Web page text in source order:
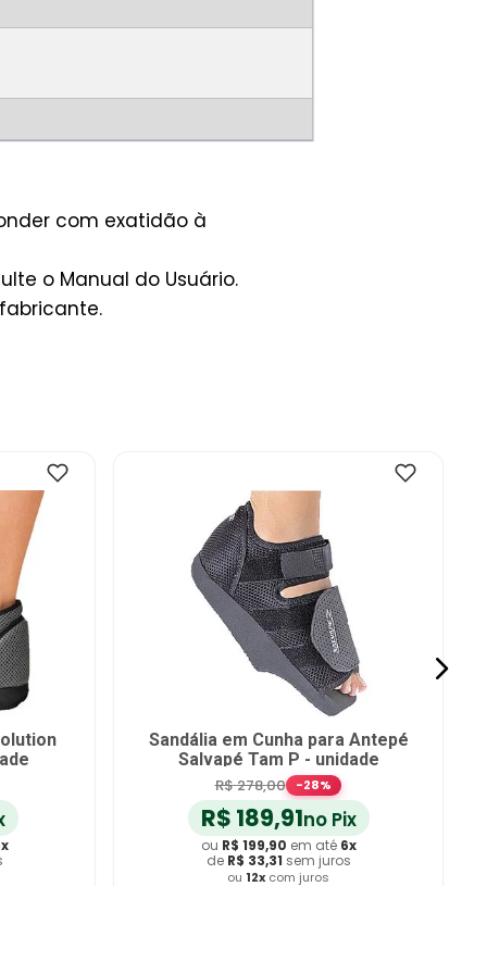
com exatidão à
o Manual do Usuário.
Sandália em Cunha para Antepé
Salvapé Tam P - unidade
278,00 -28 %
R$189,91no Pix
R$199 90em até 6x
R$33,31sem juros
12x com juros